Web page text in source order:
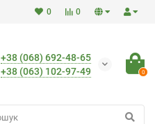
0
0
+38 (068) 692-48-65
+38 (063) 102-97-49
0